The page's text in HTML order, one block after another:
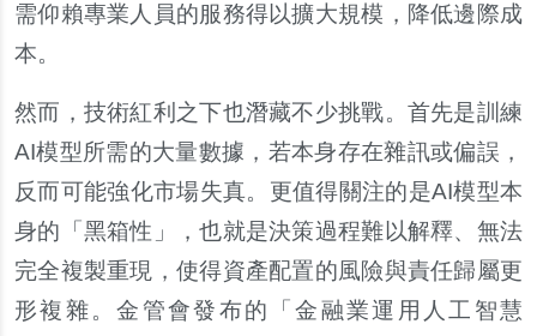
需仰賴專業人員的服務得以擴大規模，降低邊際成
本。
然而，技術紅利之下也潛藏不少挑戰。首先是訓練
AI模型所需的大量數據，若本身存在雜訊或偏誤，
反而可能強化市場失真。更值得關注的是AI模型本
身的「黑箱性」，也就是決策過程難以解釋、無法
完全複製重現，使得資產配置的風險與責任歸屬更
形複雜。金管會發布的「金融業運用人工智慧